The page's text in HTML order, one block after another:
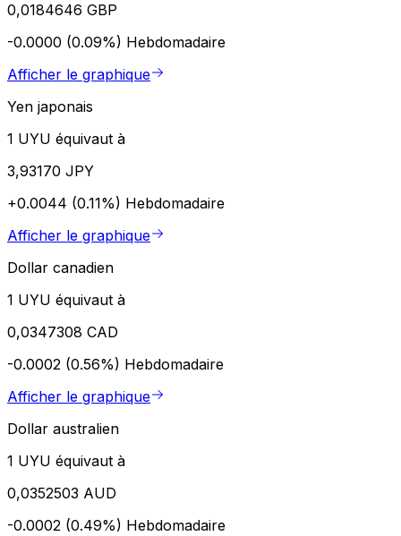
0,0184646 GBP
-0.0000 (0.09%) Hebdomadaire
Afficher le graphique
Yen japonais
1 UYU équivaut à
3,93170 JPY
+0.0044 (0.11%) Hebdomadaire
Afficher le graphique
Dollar canadien
1 UYU équivaut à
0,0347308 CAD
-0.0002 (0.56%) Hebdomadaire
Afficher le graphique
Dollar australien
1 UYU équivaut à
0,0352503 AUD
-0.0002 (0.49%) Hebdomadaire